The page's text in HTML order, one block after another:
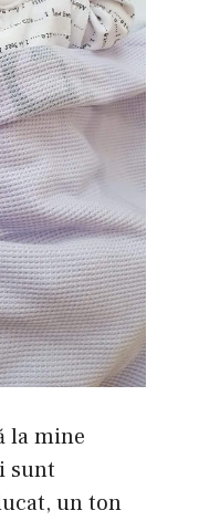
la mine
sunt
un ton